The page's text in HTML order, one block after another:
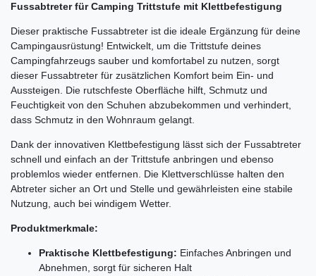
Fussabtreter für Camping Trittstufe mit Klettbefestigung
Dieser praktische Fussabtreter ist die ideale Ergänzung für deine
Campingausrüstung! Entwickelt, um die Trittstufe deines
Campingfahrzeugs sauber und komfortabel zu nutzen, sorgt
dieser Fussabtreter für zusätzlichen Komfort beim Ein- und
Aussteigen. Die rutschfeste Oberfläche hilft, Schmutz und
Feuchtigkeit von den Schuhen abzubekommen und verhindert,
dass Schmutz in den Wohnraum gelangt.
Dank der innovativen Klettbefestigung lässt sich der Fussabtreter
schnell und einfach an der Trittstufe anbringen und ebenso
problemlos wieder entfernen. Die Klettverschlüsse halten den
Abtreter sicher an Ort und Stelle und gewährleisten eine stabile
Nutzung, auch bei windigem Wetter.
Produktmerkmale:
Praktische Klettbefestigung: Einfaches Anbringen und
Abnehmen, sorgt für sicheren Halt